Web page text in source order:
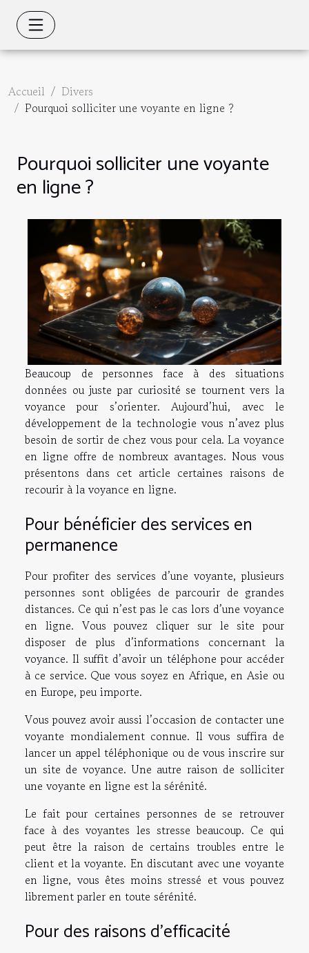
Accueil
Divers
Pourquoi solliciter une voyante en ligne ?
Pourquoi solliciter une voyante
en ligne ?
Beaucoup de personnes face à des situations
données ou juste par curiosité se tournent vers la
voyance pour s’orienter. Aujourd’hui, avec le
développement de la technologie vous n’avez plus
besoin de sortir de chez vous pour cela. La voyance
en ligne offre de nombreux avantages. Nous vous
présentons dans cet article certaines raisons de
recourir à la voyance en ligne.
Pour bénéficier des services en
permanence
Pour profiter des services d’une voyante, plusieurs
personnes sont obligées de parcourir de grandes
distances. Ce qui n’est pas le cas lors d’une voyance
en ligne. Vous pouvez cliquer sur lesite pour
disposer de plus d’informations concernant la
voyance. Il suffit d’avoir un téléphone pour accéder
à ce service. Que vous soyez en Afrique, en Asie ou
en Europe, peu importe.
Vous pouvez avoir aussi l’occasion de contacter une
voyante mondialement connue. Il vous suffira de
lancer un appel téléphonique ou de vous inscrire sur
un site de voyance. Une autre raison de solliciter
une voyante en ligne est la sérénité.
Le fait pour certaines personnes de se retrouver
face à des voyantes les stresse beaucoup. Ce qui
peut être la raison de certains troubles entre le
client et la voyante. En discutant avec une voyante
en ligne, vous êtes moins stressé et vous pouvez
librement parler en toute sérénité.
Pour des raisons d’efficacité